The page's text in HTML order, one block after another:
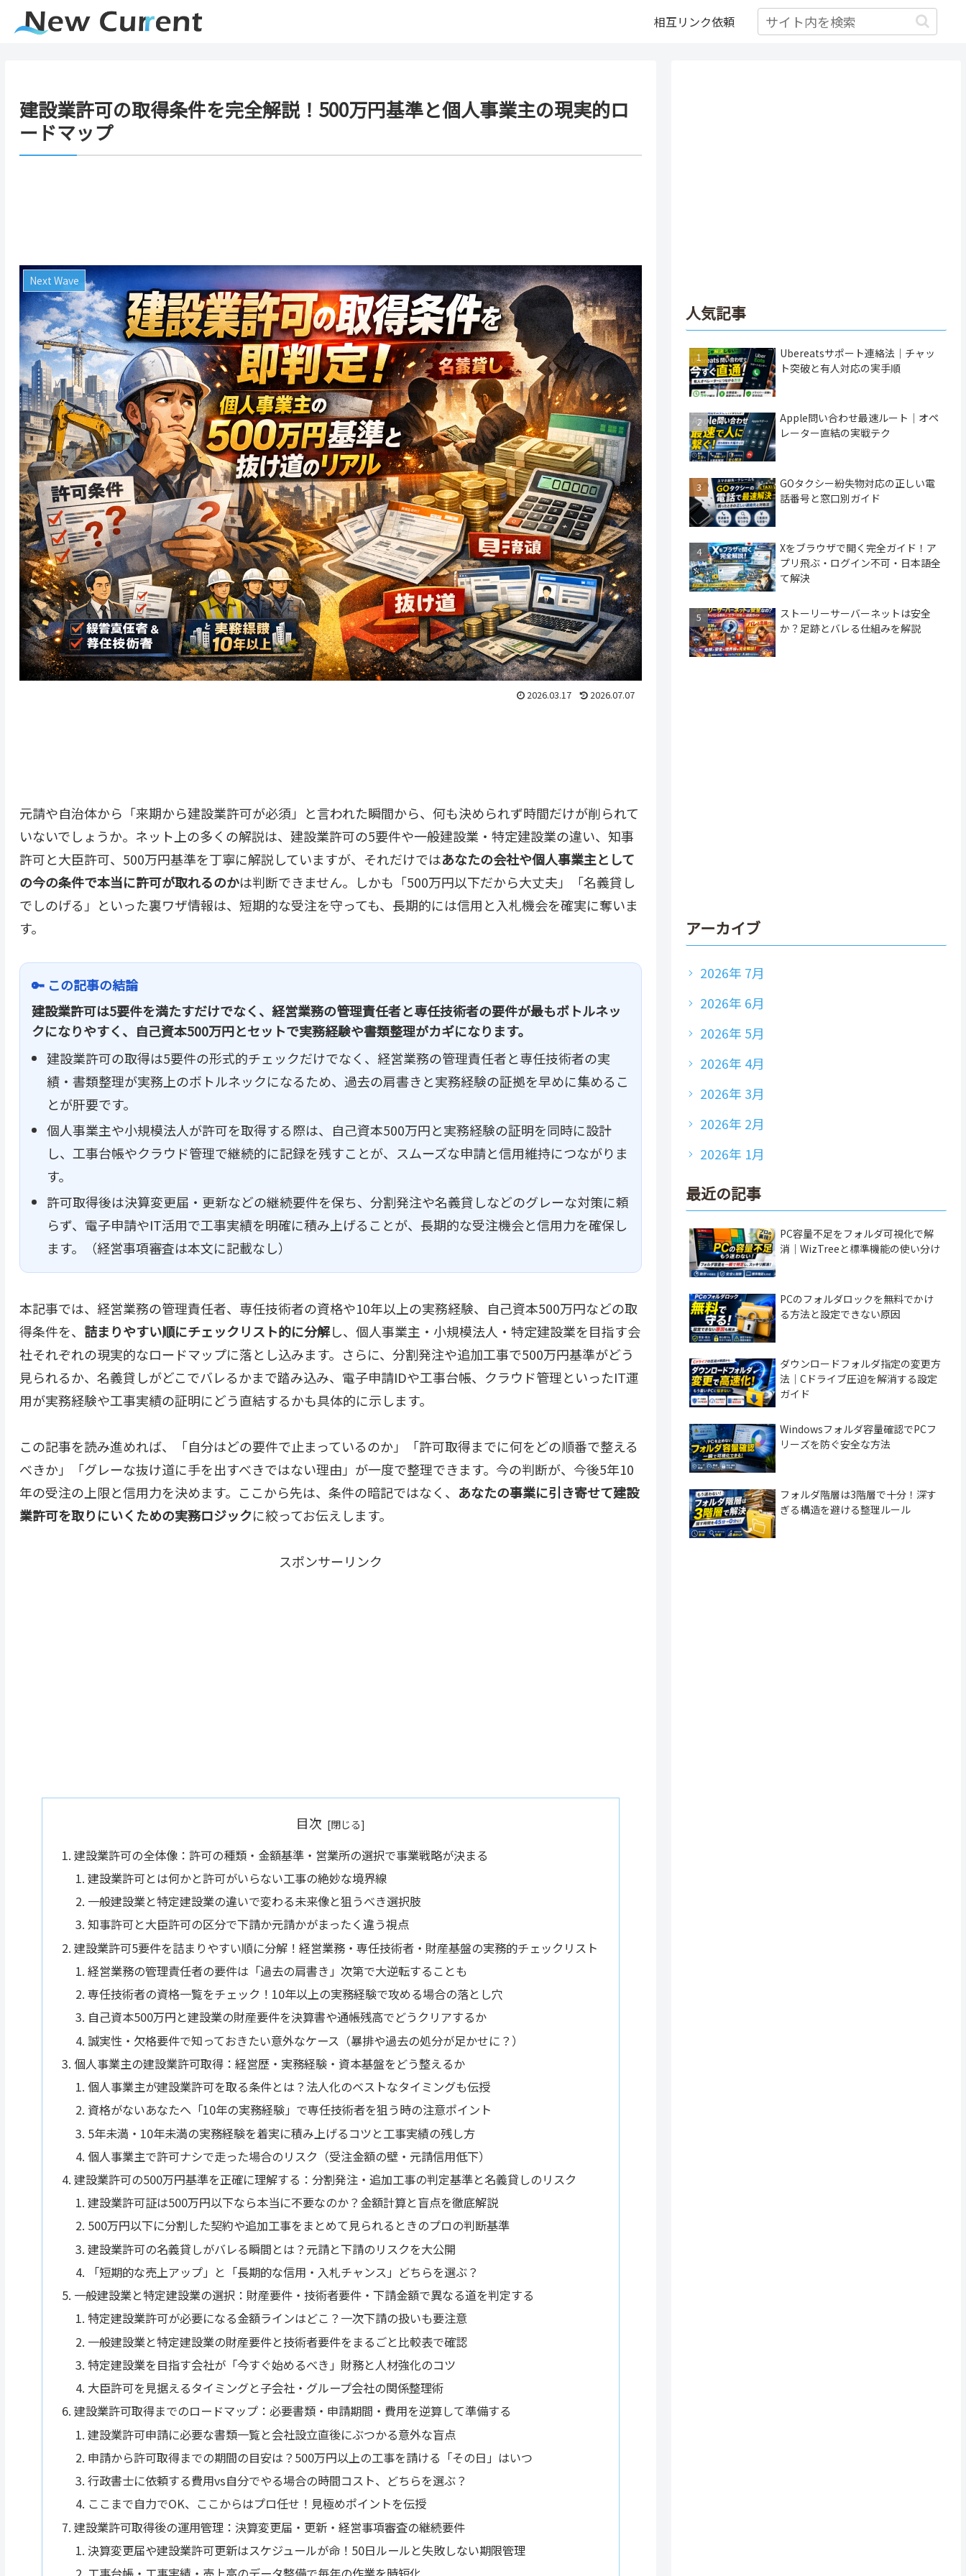
相互リンク依頼
建設業許可の取得条件を完全解説！500万円基準と個人事業主の現実的ロ
ードマップ
Next Wave
2026.03.17 2026.07.07
元請や自治体から「来期から建設業許可が必須」と言われた瞬間から、何も決められず時間だけが削られて
いないでしょうか。ネット上の多くの解説は、建設業許可の5要件や一般建設業・特定建設業の違い、知事
許可と大臣許可、500万円基準を丁寧に解説していますが、それだけではあなたの会社や個人事業主として
の今の条件で本当に許可が取れるのかは判断できません。しかも「500万円以下だから大丈夫」「名義貸し
でしのげる」といった裏ワザ情報は、短期的な受注を守っても、長期的には信用と入札機会を確実に奪いま
す。
🔑 この記事の結論
建設業許可は5要件を満たすだけでなく、経営業務の管理責任者と専任技術者の要件が最もボトルネッ
クになりやすく、自己資本500万円とセットで実務経験や書類整理がカギになります。
建設業許可の取得は5要件の形式的チェックだけでなく、経営業務の管理責任者と専任技術者の実
績・書類整理が実務上のボトルネックになるため、過去の肩書きと実務経験の証拠を早めに集めるこ
とが肝要です。
個人事業主や小規模法人が許可を取得する際は、自己資本500万円と実務経験の証明を同時に設計
し、工事台帳やクラウド管理で継続的に記録を残すことが、スムーズな申請と信用維持につながりま
す。
許可取得後は決算変更届・更新などの継続要件を保ち、分割発注や名義貸しなどのグレーな対策に頼
らず、電子申請やIT活用で工事実績を明確に積み上げることが、長期的な受注機会と信用力を確保し
ます。（経営事項審査は本文に記載なし）
本記事では、経営業務の管理責任者、専任技術者の資格や10年以上の実務経験、自己資本500万円などの取
得条件を、 詰まりやすい順にチェックリスト的に分解し、個人事業主・小規模法人・特定建設業を目指す会
社それぞれの現実的なロードマップに落とし込みます。さらに、分割発注や追加工事で500万円基準がどう
見られるか、名義貸しがどこでバレるかまで踏み込み、電子申請IDや工事台帳、クラウド管理といったIT運
用が実務経験や工事実績の証明にどう直結するかも具体的に示します。
この記事を読み進めれば、「自分はどの要件で止まっているのか」「許可取得までに何をどの順番で整える
べきか」「グレーな抜け道に手を出すべきではない理由」が一度で整理できます。今の判断が、今後5年10
年の受注の上限と信用力を決めます。ここから先は、条件の暗記ではなく、 あなたの事業に引き寄せて建設
業許可を取りにいくための実務ロジックに絞ってお伝えします。
スポンサーリンク
目次
建設業許可の全体像：許可の種類・金額基準・営業所の選択で事業戦略が決まる
建設業許可とは何かと許可がいらない工事の絶妙な境界線
一般建設業と特定建設業の違いで変わる未来像と狙うべき選択肢
知事許可と大臣許可の区分で下請か元請かがまったく違う視点
建設業許可5要件を詰まりやすい順に分解！経営業務・専任技術者・財産基盤の実務的チェックリスト
経営業務の管理責任者の要件は「過去の肩書き」次第で大逆転することも
専任技術者の資格一覧をチェック！10年以上の実務経験で攻める場合の落とし穴
自己資本500万円と建設業の財産要件を決算書や通帳残高でどうクリアするか
誠実性・欠格要件で知っておきたい意外なケース（暴排や過去の処分が足かせに？）
個人事業主の建設業許可取得：経営歴・実務経験・資本基盤をどう整えるか
個人事業主が建設業許可を取る条件とは？法人化のベストなタイミングも伝授
資格がないあなたへ「10年の実務経験」で専任技術者を狙う時の注意ポイント
5年未満・10年未満の実務経験を着実に積み上げるコツと工事実績の残し方
個人事業主で許可ナシで走った場合のリスク（受注金額の壁・元請信用低下）
建設業許可の500万円基準を正確に理解する：分割発注・追加工事の判定基準と名義貸しのリスク
建設業許可証は500万円以下なら本当に不要なのか？金額計算と盲点を徹底解説
500万円以下に分割した契約や追加工事をまとめて見られるときのプロの判断基準
建設業許可の名義貸しがバレる瞬間とは？元請と下請のリスクを大公開
「短期的な売上アップ」と「長期的な信用・入札チャンス」どちらを選ぶ？
一般建設業と特定建設業の選択：財産要件・技術者要件・下請金額で異なる道を判定する
特定建設業許可が必要になる金額ラインはどこ？一次下請の扱いも要注意
一般建設業と特定建設業の財産要件と技術者要件をまるごと比較表で確認
特定建設業を目指す会社が「今すぐ始めるべき」財務と人材強化のコツ
大臣許可を見据えるタイミングと子会社・グループ会社の関係整理術
建設業許可取得までのロードマップ：必要書類・申請期間・費用を逆算して準備する
建設業許可申請に必要な書類一覧と会社設立直後にぶつかる意外な盲点
申請から許可取得までの期間の目安は？500万円以上の工事を請ける「その日」はいつ
行政書士に依頼する費用vs自分でやる場合の時間コスト、どちらを選ぶ？
ここまで自力でOK、ここからはプロ任せ！見極めポイントを伝授
建設業許可取得後の運用管理：決算変更届・更新・経営事項審査の継続要件
決算変更届や建設業許可更新はスケジュールが命！50日ルールと失敗しない期限管理
人気記事
Ubereatsサポート連絡法｜チャッ
ト突破と有人対応の実手順
Apple問い合わせ最速ルート｜オペ
レーター直結の実戦テク
GOタクシー紛失物対応の正しい電
話番号と窓口別ガイド
Xをブラウザで開く完全ガイド！ア
プリ飛ぶ・ログイン不可・日本語全
て解決
ストーリーサーバーネットは安全
か？足跡とバレる仕組みを解説
アーカイブ
2026年 7月
2026年 6月
2026年 5月
2026年 4月
2026年 3月
2026年 2月
2026年 1月
最近の記事
PC容量不足をフォルダ可視化で解
消｜WizTreeと標準機能の使い分け
PCのフォルダロックを無料でかけ
る方法と設定できない原因
ダウンロードフォルダ指定の変更方
法｜Cドライブ圧迫を解消する設定
ガイド
Windowsフォルダ容量確認でPCフ
リーズを防ぐ安全な方法
フォルダ階層は3階層で十分！深す
ぎる構造を避ける整理ルール